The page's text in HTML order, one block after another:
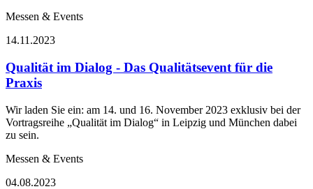
Messen & Events
14.11.2023
Qualität im Dialog - Das Qualitätsevent für die
Praxis
Wir laden Sie ein: am 14. und 16. November 2023 exklusiv bei der
Vortragsreihe „Qualität im Dialog“ in Leipzig und München dabei
zu sein.
Messen & Events
04.08.2023